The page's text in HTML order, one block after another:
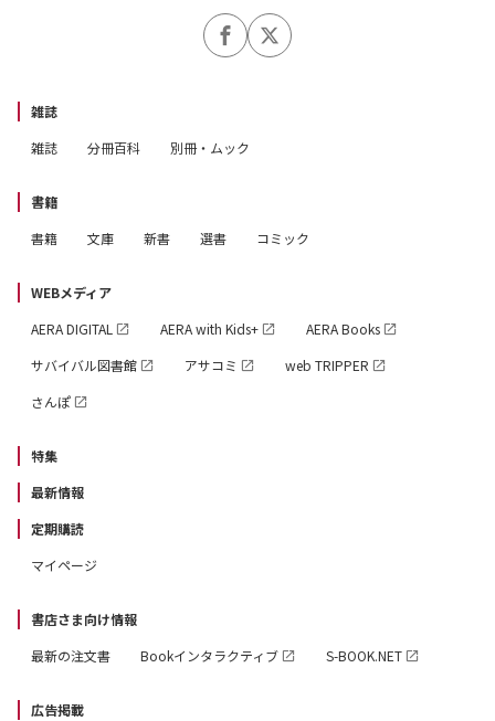
雑誌
雑誌
分冊百科 別冊・ムック
書籍
書籍
文庫 新書 選書 コミック
WEBメディア
AERA DIGITAL
AERA with Kids+
AERA Books
サバイバル図書館
アサコミ
web TRIPPER
さんぽ
特集
最新情報
定期購読
マイページ
書店さま向け情報
最新の注文書
Bookインタラクティブ S-BOOK.NET
広告掲載